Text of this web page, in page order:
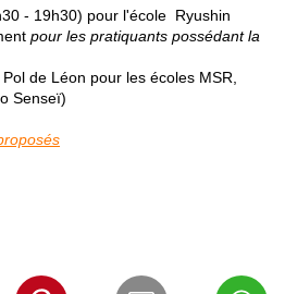
- 19h30) pour l'école Ryushin
pour les pratiquants possédant la
de Léon pour les écoles MSR,
Senseï)